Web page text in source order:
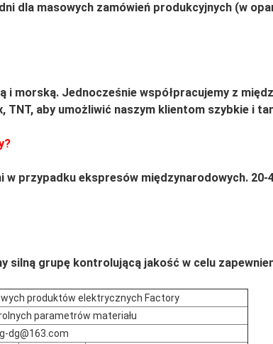
dni dla masowych zamówień produkcyjnych (w
i morską. Jednocześnie współpracujemy z
TNT, aby umożliwić naszym klientom szybkie i
w przypadku ekspresów międzynarodowych. 20-
silną grupę kontrolującą jakość w celu
produktów elektrycznych Factory
parametrów materiału
dg@163.com